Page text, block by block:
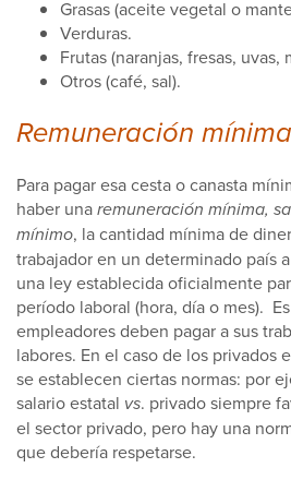
Grasas (aceite vegetal o
Verduras.
Frutas (naranjas, fresas, uvas,
Otros (café, sal).
Remuneración mínima
Para pagar esa cesta o canasta
haber unaremuneración mínima,
mínimo, la cantidad mínima de
trabajador en un determinado país
una ley establecida oficialmente
período laboral (hora, día o mes).
empleadores deben pagar a sus
labores. En el caso de los privados
se establecen ciertas normas: por
salario estatal vs. privado siempre
el sector privado, pero hay una
que debería respetarse.